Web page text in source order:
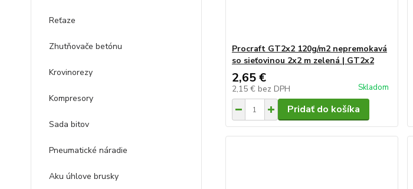
Reťaze
Zhutňovače betónu
Krovinorezy
Kompresory
Sada bitov
Pneumatické náradie
Aku úhlove brusky
Procraft GT2x2 120g/m2 nepremokavá
so sieťovinou 2x2 m zelená | GT2x2
2,65 €
2,15 € bez DPH Skladom
Pridať do košíka